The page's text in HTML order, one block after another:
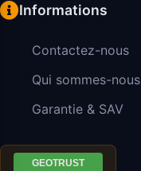
Informations
Contactez-nous
Qui sommes-nous
Garantie & SAV